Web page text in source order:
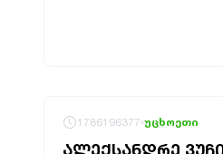
1786196377 უცხოეთი
ᲐᲚᲔᲥᲡᲐᲜᲓᲠᲔ